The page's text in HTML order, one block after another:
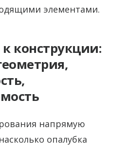
элементами.
конструкции:
напрямую
опалубка